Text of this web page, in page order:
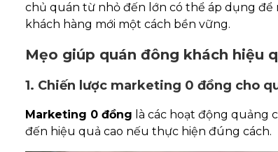
chủ quán từ nhỏ đến lớn có thể áp dụng
khách hàng mới một cách bền vững.
Mẹo giúp quán đông khách hiệu
1. Chiến lược marketing 0 đồng cho
Marketing 0 đồng là các hoạt động quảng
đến hiệu quả cao nếu thực hiện đúng cách.